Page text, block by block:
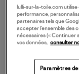
lulli-sur-la-toile.com
performance,
partenaires tels que
accepter l’ensemble des
nécessaires (« Continuer
vos données,
consulter
Paramètres